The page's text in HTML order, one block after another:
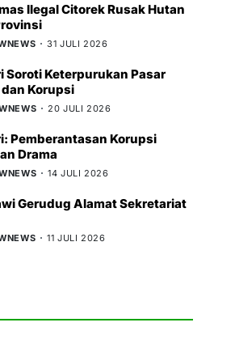
Ilegal Citorek Rusak Hutan
31 JULI 2026
Soroti Keterpurukan Pasar
Korupsi
20 JULI 2026
Pemberantasan Korupsi
Drama
14 JULI 2026
Gerudug Alamat Sekretariat
11 JULI 2026